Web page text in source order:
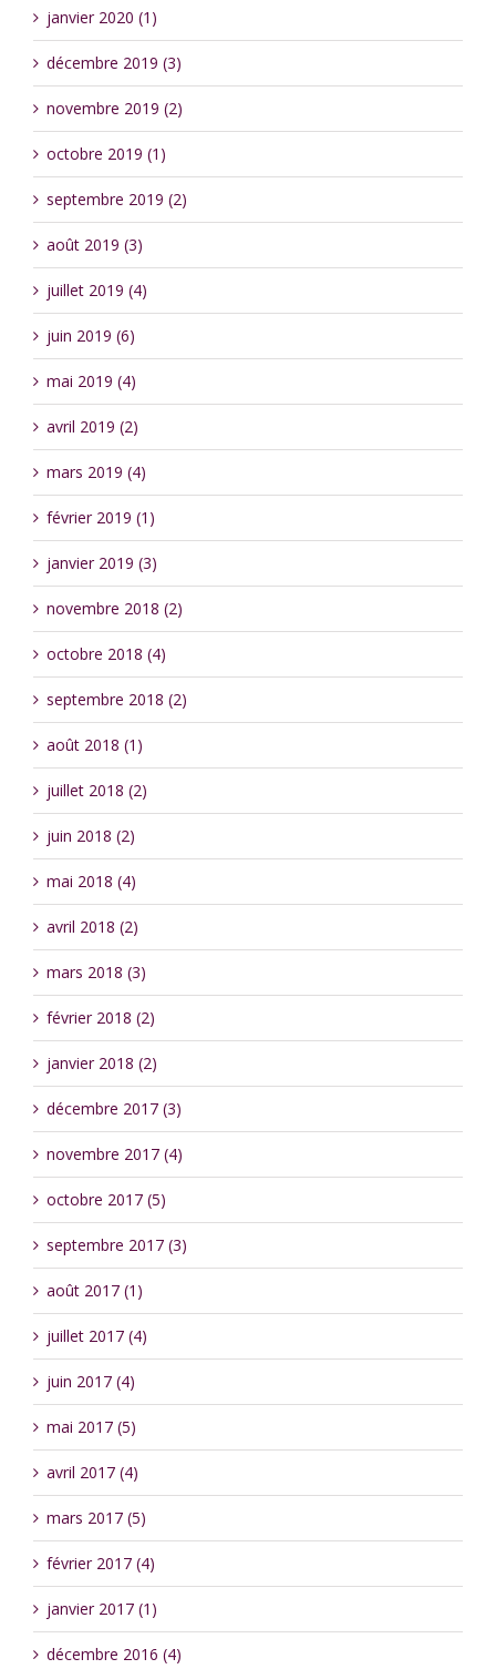
janvier 2020 (1)
décembre 2019 (3)
novembre 2019 (2)
octobre 2019 (1)
septembre 2019 (2)
août 2019 (3)
juillet 2019 (4)
juin 2019 (6)
mai 2019 (4)
avril 2019 (2)
mars 2019 (4)
février 2019 (1)
janvier 2019 (3)
novembre 2018 (2)
octobre 2018 (4)
septembre 2018 (2)
août 2018 (1)
juillet 2018 (2)
juin 2018 (2)
mai 2018 (4)
avril 2018 (2)
mars 2018 (3)
février 2018 (2)
janvier 2018 (2)
décembre 2017 (3)
novembre 2017 (4)
octobre 2017 (5)
septembre 2017 (3)
août 2017 (1)
juillet 2017 (4)
juin 2017 (4)
mai 2017 (5)
avril 2017 (4)
mars 2017 (5)
février 2017 (4)
janvier 2017 (1)
décembre 2016 (4)